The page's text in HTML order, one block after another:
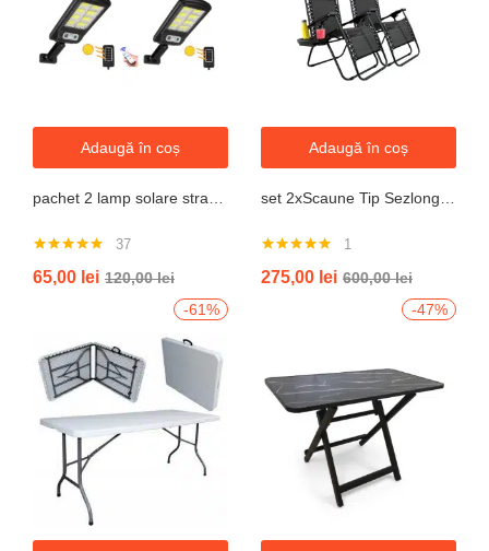
Adaugă în coș
pachet 2 lamp solare stradale 2×160 de leduri, senzor de miscare
4.76din 5
37
65,00 lei 120,00lei
Adaugă în coș
set 2xScaune Tip Sezlong Pliabil Gravitatie Zero Pentru Terasa, Gradina Sau Plaja , Tetiera, Suport Bauturi, Reglabil, Negru
5.00din 5
1
275,00 lei 600,00lei
-61%
-47%